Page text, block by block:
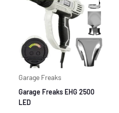
Garage Freaks
Garage Freaks EHG 2500
LED